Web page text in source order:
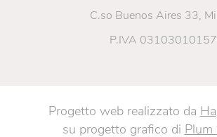
C.so Buenos Aires 33,
P.IVA 03103010157
Progetto web realizzato da
su progetto grafico di Plum